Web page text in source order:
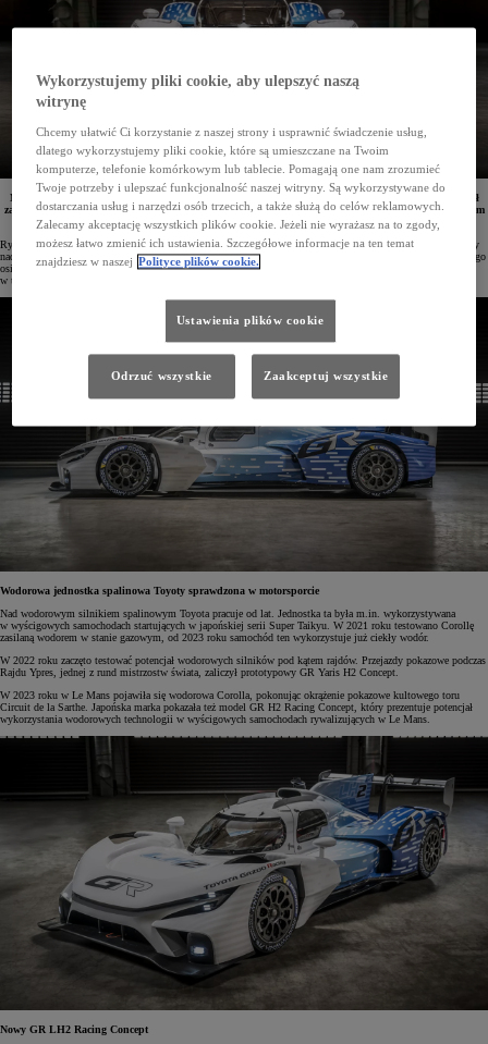
Na kultowym torze Circuit de la Sarthe w Le Mans zespół TOYOTA GAZOO Racing zaprezentował
zasilany ciekłym wodorem GR LH2 Racing Concept. Wyścigowy samochód zasilany ciekłym wodorem
mogli podziwiać kibice odwiedzający strefę H2 Village.
Rywalizacja w rajdach i wyścigach – zdaniem kierownictwa Toyoty – jest jednym z kluczowych etapów pracy
nad rozwojem zaawansowanych technologii do samochodów drogowych. Koncern dąży też do jak najszybszego
osiągnięcia neutralności klimatycznej, w czym pomóc ma m.in. upowszechnienie wykorzystania wodoru
w transporcie.
Wodorowa jednostka spalinowa Toyoty sprawdzona w motorsporcie
Nad wodorowym silnikiem spalinowym Toyota pracuje od lat. Jednostka ta była m.in. wykorzystywana
w wyścigowych samochodach startujących w japońskiej serii Super Taikyu. W 2021 roku testowano Corollę
zasilaną wodorem w stanie gazowym, od 2023 roku samochód ten wykorzystuje już ciekły wodór.
W 2022 roku zaczęto testować potencjał wodorowych silników pod kątem rajdów. Przejazdy pokazowe podczas
Rajdu Ypres, jednej z rund mistrzostw świata, zaliczył prototypowy GR Yaris H2 Concept.
W 2023 roku w Le Mans pojawiła się wodorowa Corolla, pokonując okrążenie pokazowe kultowego toru
Circuit de la Sarthe. Japońska marka pokazała też model GR H2 Racing Concept, który prezentuje potencjał
wykorzystania wodorowych technologii w wyścigowych samochodach rywalizujących w Le Mans.
Nowy GR LH2 Racing Concept
Wykorzystujemy pliki cookie, aby ulepszyć naszą
witrynę
Chcemy ułatwić Ci korzystanie z naszej strony i usprawnić świadczenie usług,
dlatego wykorzystujemy pliki cookie, które są umieszczane na Twoim
komputerze, telefonie komórkowym lub tablecie. Pomagają one nam zrozumieć
Twoje potrzeby i ulepszać funkcjonalność naszej witryny. Są wykorzystywane do
dostarczania usług i narzędzi osób trzecich, a także służą do celów reklamowych.
Zalecamy akceptację wszystkich plików cookie. Jeżeli nie wyrażasz na to zgody,
możesz łatwo zmienić ich ustawienia. Szczegółowe informacje na ten temat
znajdziesz w naszej Polityce plików cookie.
Ustawienia plików cookie
Odrzuć wszystkie Zaakceptuj wszystkie